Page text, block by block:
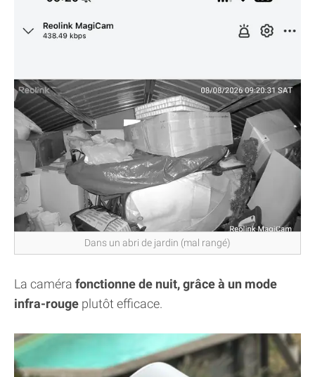
Dans un abri de jardin (mal rangé)
La caméra fonctionne de nuit, grâce à un mode
infra-rouge plutôt efficace.